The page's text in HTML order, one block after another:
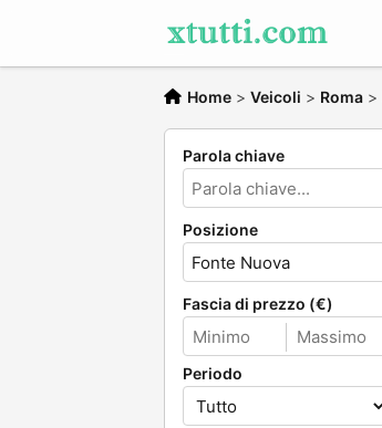
Home > Veicoli > Roma >
Parola chiave
Posizione
Fascia di prezzo (€)
Periodo